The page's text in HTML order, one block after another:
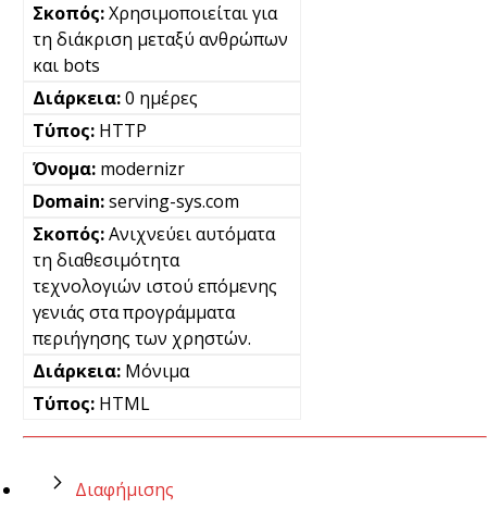
Χρησιμοποιείται για
τη διάκριση μεταξύ ανθρώπων
και bots
0 ημέρες
HTTP
modernizr
serving-sys.com
Ανιχνεύει αυτόματα
τη διαθεσιμότητα
τεχνολογιών ιστού επόμενης
γενιάς στα προγράμματα
περιήγησης των χρηστών.
Μόνιμα
HTML
Διαφήμισης